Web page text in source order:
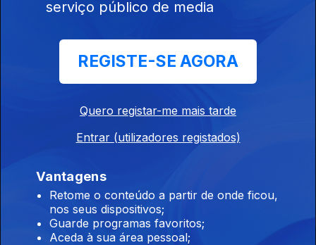
Ep. 13
de época
serviço público de media
REGISTE-SE AGORA
Quero registar-me mais tarde
Entrar (utilizadores registados)
Vantagens
Retome o conteúdo a partir de onde ficou,
nos seus dispositivos;
Guarde programas favoritos;
Aceda à sua área pessoal;